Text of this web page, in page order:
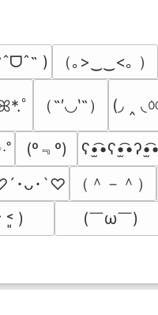
) （｡>‿‿<｡ ）
ﾟ （˶′◡‵˶） (◞ ‸ ◟
(º﹃º)
･ᴗ･`♡ （＾－＾）
) (￣ω￣﻿)